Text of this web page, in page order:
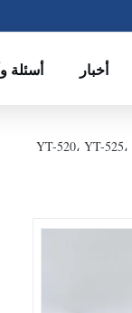
أخبار أسئلة